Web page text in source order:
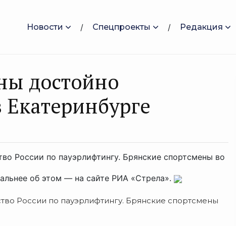
Новости Спецпроекты Редакция
достойно
России по пауэрлифтингу. Брянские спортсмены во
об этом — на сайте РИА «Стрела».
России по пауэрлифтингу. Брянские спортсмены